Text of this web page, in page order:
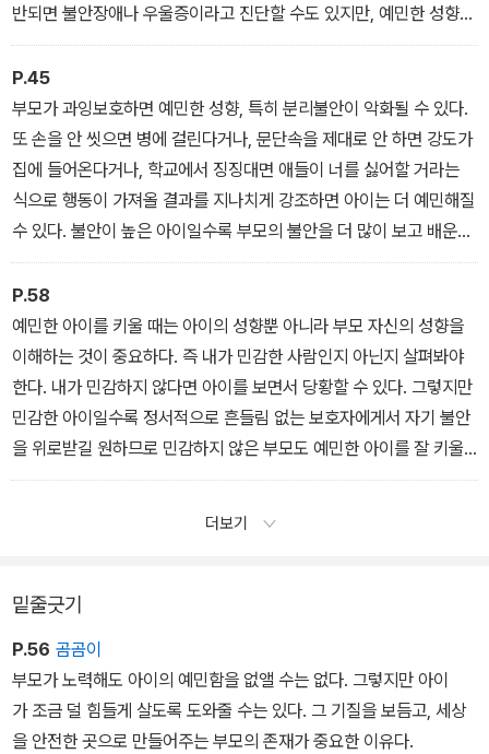
반되면 불안장애나 우울증이라고 진단할 수도 있지만, 예민한 성향
자체가 병은 아니다. 다만 요즘처럼 자극이 세고 생각해야 할 것이 많
은 사회에서는 그렇다. 아이들은 자라면서 환경적 자극 때문에 고통
받고, 또래와의 관계에서 상처받으면서 자신이 뭔가 다르다는 것을
깨달아간다.
P.45
부모가 과잉보호하면 예민한 성향, 특히 분리불안이 악화될 수 있다.
또 손을 안 씻으면 병에 걸린다거나, 문단속을 제대로 안 하면 강도가
집에 들어온다거나, 학교에서 징징대면 애들이 너를 싫어할 거라는
식으로 행동이 가져올 결과를 지나치게 강조하면 아이는 더 예민해질
수 있다. 불안이 높은 아이일수록 부모의 불안을 더 많이 보고 배운다.
또한 지나치게 통제받거나 부모와 분리가 잘 안 된 아이들은 자기감
정과 다른 사람의 감정을 구별하기 어려워한다.
P.58
예민한 아이를 키울 때는 아이의 성향뿐 아니라 부모 자신의 성향을
이해하는 것이 중요하다. 즉 내가 민감한 사람인지 아닌지 살펴봐야
한다. 내가 민감하지 않다면 아이를 보면서 당황할 수 있다. 그렇지만
민감한 아이일수록 정서적으로 흔들림 없는 보호자에게서 자기 불안
을 위로받길 원하므로 민감하지 않은 부모도 예민한 아이를 잘 키울
수 있다. 아이의 기분과 감정을 다 이해해야만 좋은 부모가 되는 것은
더보기
밑줄긋기
P.56 곰곰이
부모가 노력해도 아이의 예민함을 없앨 수는 없다. 그렇지만 아이
가 조금 덜 힘들게 살도록 도와줄 수는 있다. 그 기질을 보듬고, 세상
을 안전한 곳으로 만들어주는 부모의 존재가 중요한 이유다.